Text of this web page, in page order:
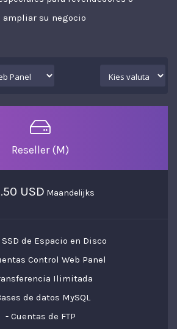
ampliar su negocio
Reseller (M)
USD Maandelijks
SSD de Espacio en Disco
Control Web Panel
Ilimitada
de datos MySQL
- Cuentas de FTP